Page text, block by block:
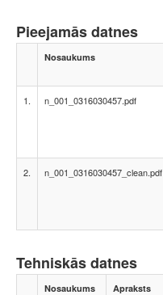
Pieejamās datnes
Nosaukums
1. n_001_0316030457.pdf
2. n_001_0316030457_clean.pdf
Tehniskās datnes
Nosaukums Apraksts